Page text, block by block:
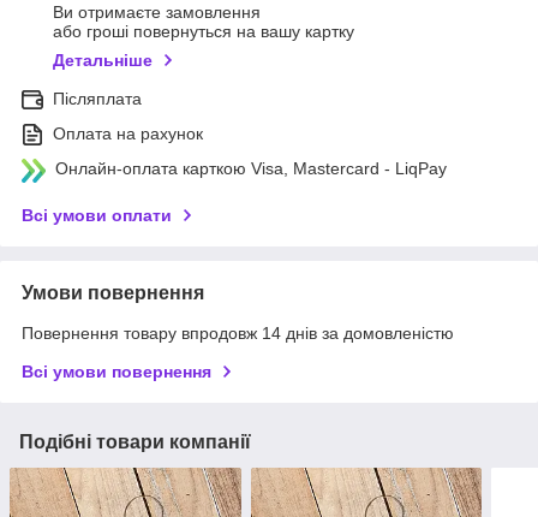
Ви отримаєте замовлення
або гроші повернуться на вашу картку
Детальніше
Післяплата
Оплата на рахунок
Онлайн-оплата карткою Visa, Mastercard - LiqPay
Всі умови оплати
Умови повернення
Повернення товару впродовж 14 днів за домовленістю
Всі умови повернення
Подібні товари компанії